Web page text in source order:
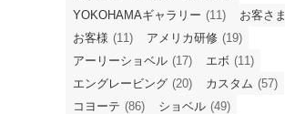
YOKOHAMAギャラリー (11) お客さま
お客様 (11) アメリカ研修 (19)
アーリーショベル (17) エボ (11)
エングレービング (20) カスタム (57)
コヨーテ (86) ショベル (49)